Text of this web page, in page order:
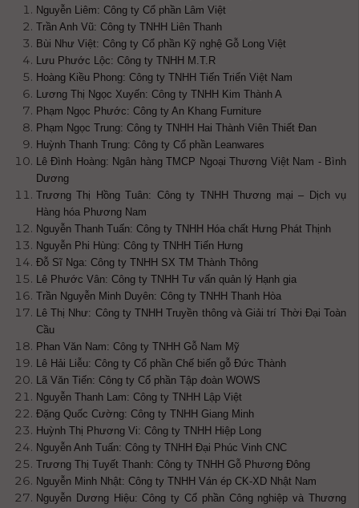
Nguyễn Liêm: Công ty Cổ phần Lâm Việt
Trần Anh Vũ: Công ty TNHH Liên Thanh
Bùi Như Việt: Công ty Cổ phần Kỹ nghệ Gỗ Long Việt
Lưu Phước Lộc: Công ty TNHH M.T.R
Hoàng Kiều Phong: Công ty TNHH Tiến Triển Việt Nam
Lương Thị Ngọc Xuyến: Công ty TNHH Kim Thành A
Phạm Ngọc Phước: Công ty An Khang Furniture
Phạm Ngọc Trung: Công ty TNHH Hai Thành Viên Thiết Đan
Huỳnh Thanh Trung: Công ty Cổ phần Leanwares
Lê Đình Hoàng: Ngân hàng TMCP Ngoại Thương Việt Nam - Bình
Dương
Trương Thị Hồng Tuân: Công ty TNHH Thương mại – Dịch vụ
Hàng hóa Phương Nam
Nguyễn Thanh Tuấn: Công ty TNHH Hóa chất Hưng Phát Thịnh
Nguyễn Phi Hùng: Công ty TNHH Tiến Hưng
Đỗ Sĩ Nga: Công ty TNHH SX TM Thành Thông
Lê Phước Vân: Công ty TNHH Tư vấn quản lý Hạnh gia
Trần Nguyễn Minh Duyên: Công ty TNHH Thanh Hòa
Lê Thị Như: Công ty TNHH Truyền thông và Giải trí Thời Đại Toàn
Cầu
Phan Văn Nam: Công ty TNHH Gỗ Nam Mỹ
Lê Hải Liễu: Công ty Cổ phần Chế biến gỗ Đức Thành
Lã Văn Tiến: Công ty Cổ phần Tập đoàn WOWS
Nguyễn Thanh Lam: Công ty TNHH Lập Việt
Đặng Quốc Cường: Công ty TNHH Giang Minh
Huỳnh Thị Phương Vi: Công ty TNHH Hiệp Long
Nguyễn Anh Tuấn: Công ty TNHH Đại Phúc Vinh CNC
Trương Thị Tuyết Thanh: Công ty TNHH Gỗ Phương Đông
Nguyễn Minh Nhật: Công ty TNHH Ván ép CK-XD Nhật Nam
Nguyễn Dương Hiệu: Công ty Cổ phần Công nghiệp và Thương